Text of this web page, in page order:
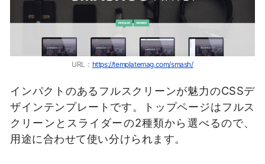
URL： https://templatemag.com/smash/
インパクトのあるフルスクリーンが魅力のCSSデ
ザインテンプレートです。トップページはフルス
クリーンとスライダーの2種類から選べるので、
用途に合わせて使い分けられます。